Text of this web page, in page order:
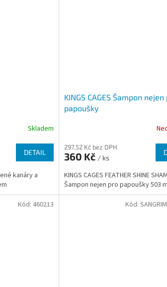
Skladem
DETAIL
kanáry a
KINGS CAGES Šampon nejen
papoušky
297,52 Kč bez DPH
360 Kč / ks
KINGS CAGES FEATHER SHINE
Šampon nejen pro papoušky 503
Kód: 460213 Kód: